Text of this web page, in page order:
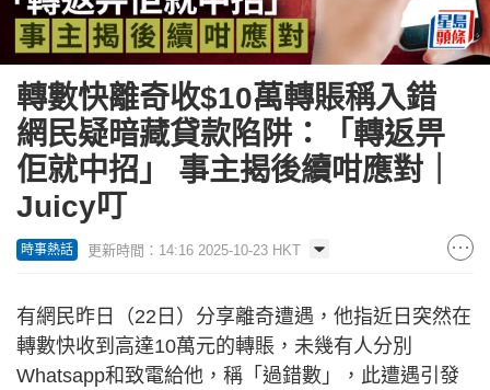
轉數快離奇收$10萬轉賬稱入錯
網民疑暗藏貸款陷阱：「轉返畀
佢就中招」 事主揭後續咁應對｜
Juicy叮
時事熱話 更新時間：14:16 2025-10-23 HKT
有網民昨日（22日）分享離奇遭遇，他指近日突然在
轉數快收到高達10萬元的轉賬，未幾有人分別
Whatsapp和致電給他，稱「過錯數」，此遭遇引發